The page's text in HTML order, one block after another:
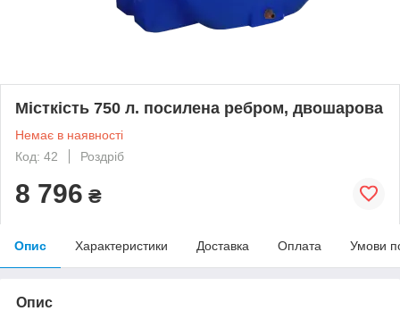
Місткість 750 л. посилена ребром, двошарова
Немає в наявності
Код: 42
Роздріб
8 796 ₴
Опис Характеристики Доставка Оплата Умови
Опис